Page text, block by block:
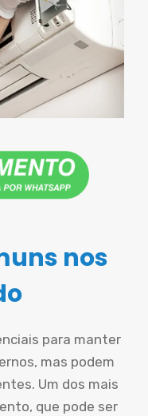
nos
para manter
mas podem
Um dos mais
que pode ser